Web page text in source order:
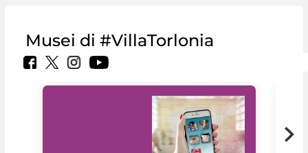
Musei di #VillaTorlonia